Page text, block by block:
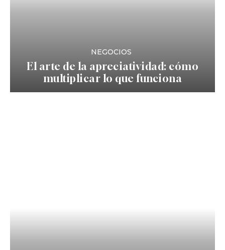
NEGOCIOS
El arte de la apreciatividad: cómo
multiplicar lo que funciona